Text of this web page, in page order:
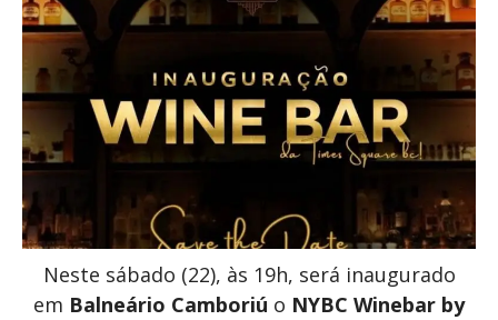
Neste sábado (22), às 19h, será inaugurado
em Balneário Camboriú o NYBC Winebar by